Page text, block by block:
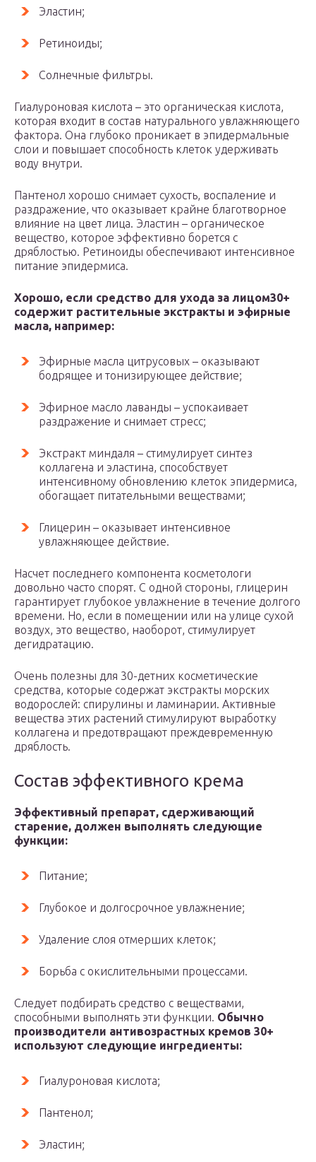
Эластин;
Ретиноиды;
Солнечные фильтры.
Гиалуроновая кислота – это органическая кислота,
которая входит в состав натурального увлажняющего
фактора. Она глубоко проникает в эпидермальные
слои и повышает способность клеток удерживать
воду внутри.
Пантенол хорошо снимает сухость, воспаление и
раздражение, что оказывает крайне благотворное
влияние на цвет лица. Эластин – органическое
вещество, которое эффективно борется с
дряблостью. Ретиноиды обеспечивают интенсивное
питание эпидермиса.
Хорошо, если средство для ухода за лицом30+
содержит растительные экстракты и эфирные
масла, например:
Эфирные масла цитрусовых – оказывают
бодрящее и тонизирующее действие;
Эфирное масло лаванды – успокаивает
раздражение и снимает стресс;
Экстракт миндаля – стимулирует синтез
коллагена и эластина, способствует
интенсивному обновлению клеток эпидермиса,
обогащает питательными веществами;
Глицерин – оказывает интенсивное
увлажняющее действие.
Насчет последнего компонента косметологи
довольно часто спорят. С одной стороны, глицерин
гарантирует глубокое увлажнение в течение долгого
времени. Но, если в помещении или на улице сухой
воздух, это вещество, наоборот, стимулирует
дегидратацию.
Очень полезны для 30-детних косметические
средства, которые содержат экстракты морских
водорослей: спирулины и ламинарии. Активные
вещества этих растений стимулируют выработку
коллагена и предотвращают преждевременную
дряблость.
Состав эффективного крема
Эффективный препарат, сдерживающий
старение, должен выполнять следующие
функции:
Питание;
Глубокое и долгосрочное увлажнение;
Удаление слоя отмерших клеток;
Борьба с окислительными процессами.
Следует подбирать средство с веществами,
способными выполнять эти функции. Обычно
производители антивозрастных кремов 30+
используют следующие ингредиенты:
Гиалуроновая кислота;
Пантенол;
Эластин;